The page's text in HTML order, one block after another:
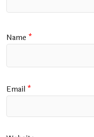
Name *
Email *